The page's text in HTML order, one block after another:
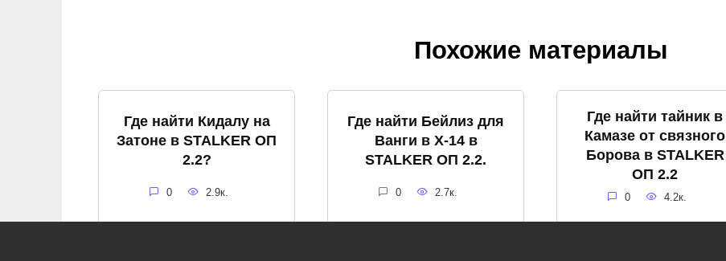
Похожие материалы
Где найти Кидалу на
Затоне в STALKER ОП
2.2?
0 2.9к.
Где найти Бейлиз для
Ванги в X-14 в
STALKER ОП 2.2.
0 2.7к.
Где найти тайник в
Камазе от связного
Борова в STALKER
ОП 2.2
0 4.2к.